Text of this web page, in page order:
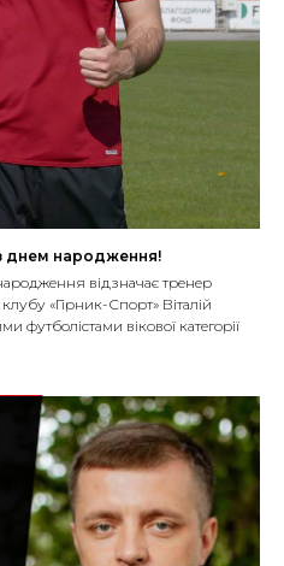
днем народження!
відзначає тренер
«Гірник-Спорт» Віталій
вікової категорії